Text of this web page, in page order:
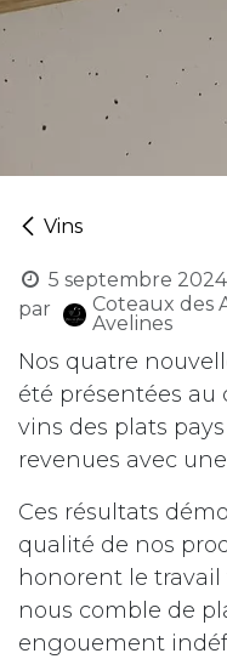
Vins
5 septembre 2024
par
Coteaux des
Avelines
Nos quatre
été présentées au
vins des plats
revenues avec
Ces résultats
qualité de nos
honorent le travail
nous comble de
engouement